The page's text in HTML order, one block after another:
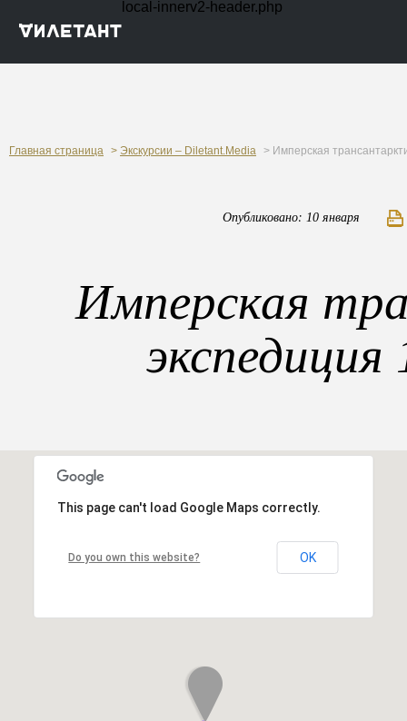
local-innerv2-header.php
Главная страница > Экскурсии – Diletant.Media > Имперская
Опубликовано: 10 января
Имперская
экспедиция
This page can't load Google Maps correctly.
Do you own this website? OK